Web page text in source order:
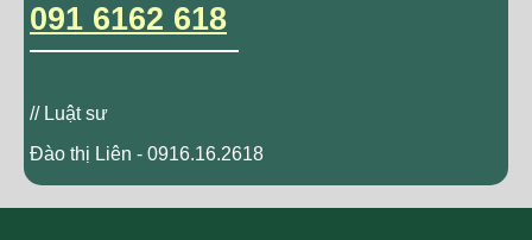
091 6162 618
// Luật sư
Đào thị Liên - 0916.16.2618